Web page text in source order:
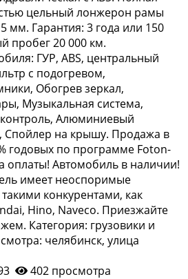
цельный лонжерон рамы
Гарантия: 3 года или 150
пробег 20 000 км.
ГУР, АВS, центральный
с подогревом,
Обогрев зеркал,
Музыкальная система,
Алюминиевый
Спойлер на крышу. Продажа в
годовых по программе Fоtоn-
оплаты! Автомобиль в наличии!
имеет неоспоримые
конкурентами, как
Нinо, Nаvесо. Приезжайте
Категория: грузовики и
челябинск, улица
402 просмотра